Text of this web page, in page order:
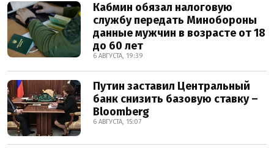
Кабмин обязал налоговую
службу передать Минобороны
данные мужчин в возрасте от 18
до 60 лет
6 АВГУСТА, 19:39
Путин заставил Центральный
банк снизить базовую ставку –
Bloomberg
6 АВГУСТА, 15:07